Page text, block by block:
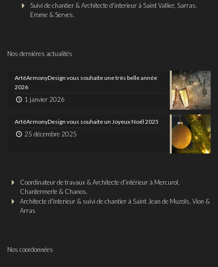
Suivi de chantier & Architecte d'interieur à Saint Vallier, Sarras,
Erome & Serves.
Nos dernières actualités
ArtéArmonyDesign vous souhaite une très belle année
2026
1 janvier 2026
ArtéArmonyDesign vous souhaite un Joyeux Noël 2025
25 décembre 2025
Coordinateur de travaux & Architecte d’intérieur à Mercurol,
Chantermerle & Chanos.
Architecte d'interieur & suivi de chantier à Saint Jean de Muzols, Vion &
Arras
Nos coordonnées